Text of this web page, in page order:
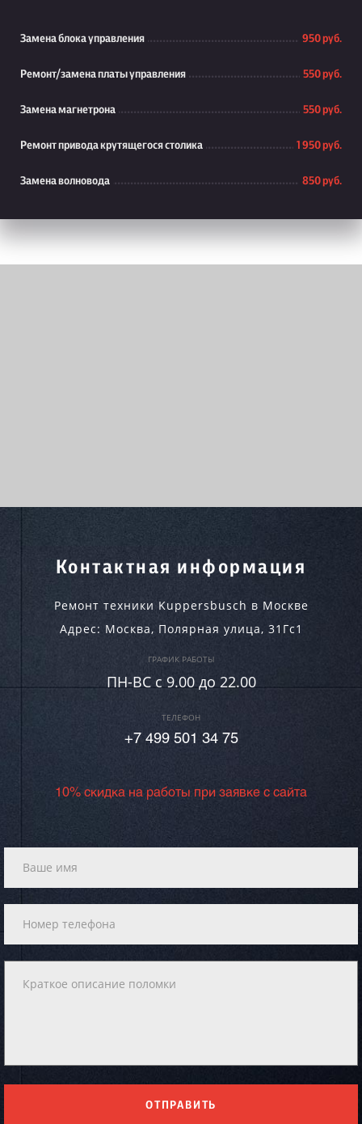
Замена блока управления 950 руб.
Ремонт/замена платы управления 550 руб.
Замена магнетрона 550 руб.
Ремонт привода крутящегося столика 1 950 руб.
Замена волновода 850 руб.
Контактная информация
Ремонт техники Kuppersbusch в Москве
Адрес: Москва, Полярная улица, 31Гс1
ГРАФИК РАБОТЫ
ПН-ВC c 9.00 до 22.00
ТЕЛЕФОН
+7 499 501 34 75
10% скидка на работы при заявке с сайта
ОТПРАВИТЬ